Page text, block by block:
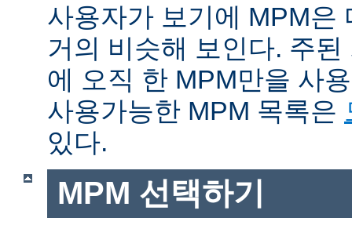
사용자가 보기에 MPM은
거의 비슷해 보인다. 주
에 오직 한 MPM만을 사
사용가능한 MPM 목록은
있다.
MPM 선택하기